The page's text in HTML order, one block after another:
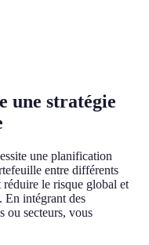
une stratégie
une planification
entre différents
réduire le risque global et
En intégrant des
ou secteurs, vous